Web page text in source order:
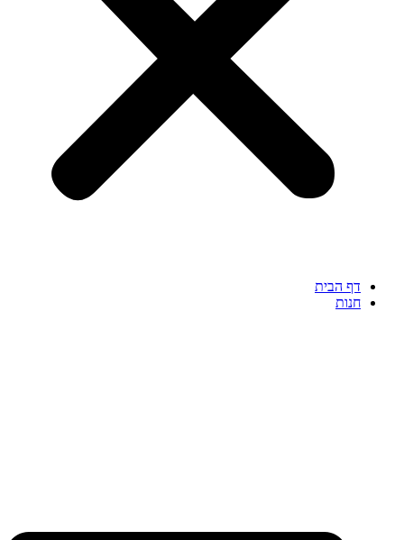
דף הבית
חנות